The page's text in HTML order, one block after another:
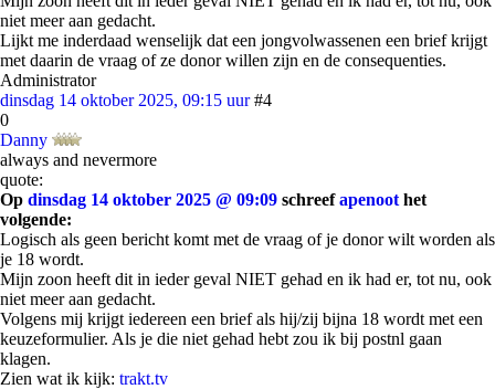
niet meer aan gedacht.
Lijkt me inderdaad wenselijk dat een jongvolwassenen een brief krijgt
met daarin de vraag of ze donor willen zijn en de consequenties.
Administrator
dinsdag 14 oktober 2025, 09:15 uur #4
0
Danny
always and nevermore
quote:
Op dinsdag 14 oktober 2025 @ 09:09 schreefapenoot het
volgende:
Logisch als geen bericht komt met de vraag of je donor wilt worden als
je 18 wordt.
Mijn zoon heeft dit in ieder geval NIET gehad en ik had er, tot nu, ook
niet meer aan gedacht.
Volgens mij krijgt iedereen een brief als hij/zij bijna 18 wordt met een
keuzeformulier. Als je die niet gehad hebt zou ik bij postnl gaan
klagen.
Zien wat ik kijk: trakt.tv